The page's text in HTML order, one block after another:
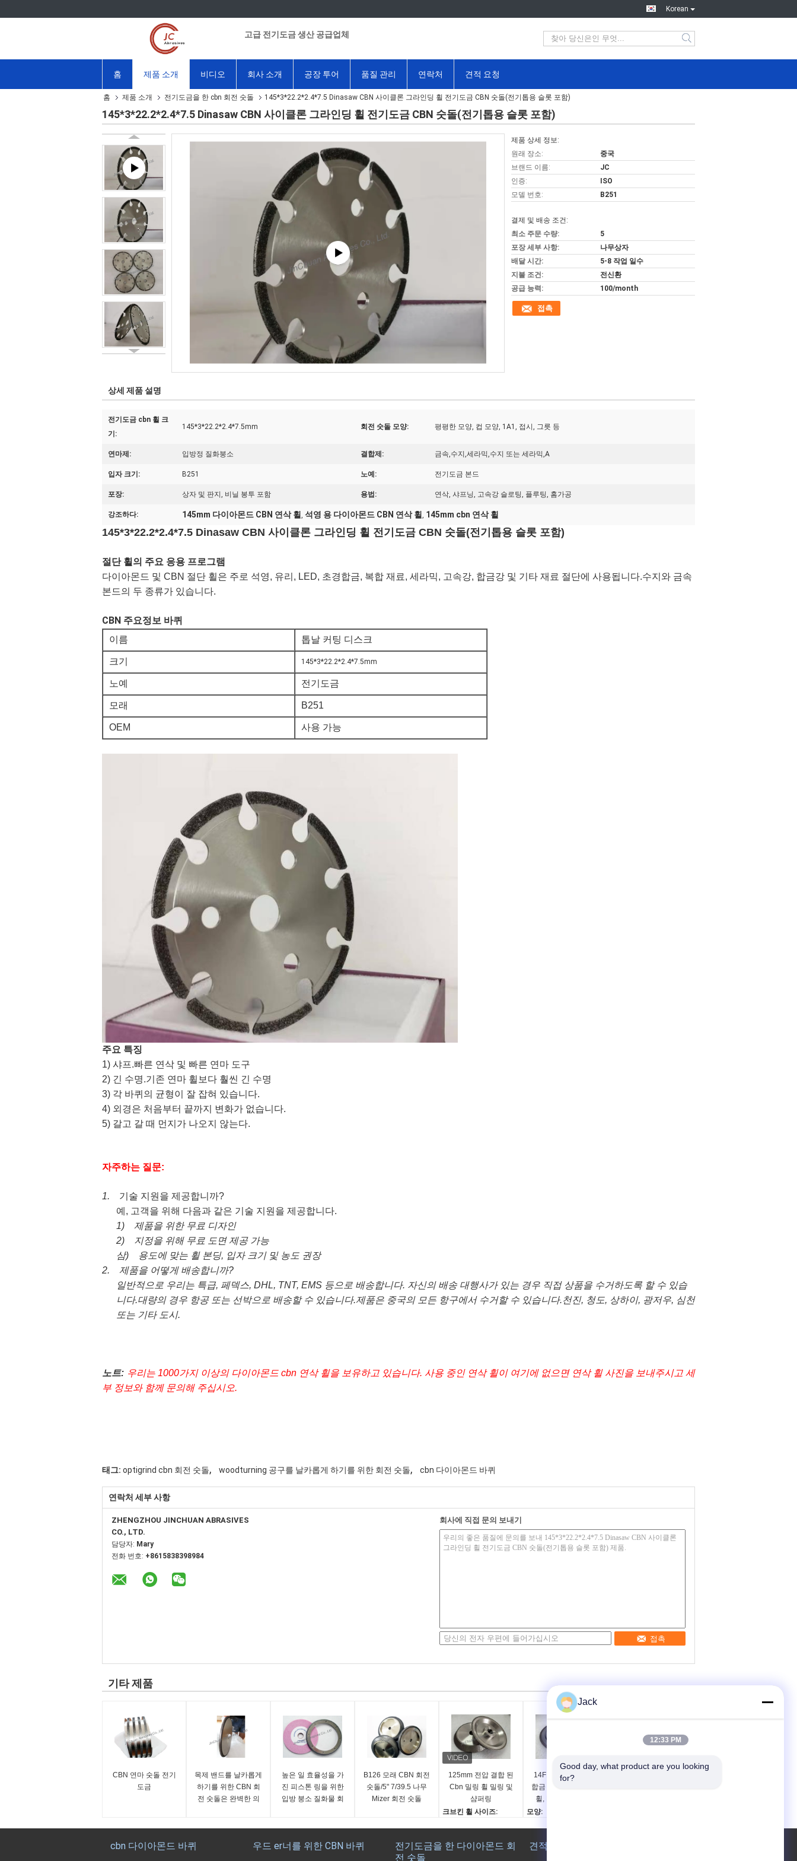
Korean
고급 전기도금 생산 공급업체
홈 제품 소개 비디오 회사 소개 공장 투어 품질 관리 연락처 견적 요청
홈 제품 소개 전기도금을 한 cbn 회전 숫돌 145*3*22.2*2.4*7.5 Dinasaw CBN 사이클론 그라인딩 휠 전기도금 CBN 숫돌(전기톱용 슬롯 포함)
145*3*22.2*2.4*7.5 Dinasaw CBN 사이클론 그라인딩 휠 전기도금 CBN 숫돌(전기톱용 슬롯 포함)
제품 상세 정보:
원래 장소:
중국
브랜드 이름:
JC
인증:
ISO
모델 번호:
B251
결제 및 배송 조건:
최소 주문 수량:
5
포장 세부 사항:
나무상자
배달 시간:
5-8 작업 일수
지불 조건:
전신환
공급 능력:
100/month
접촉
상세 제품 설명
전기도금 cbn 휠 크
기:
145*3*22.2*2.4*7.5mm 회전 숫돌 모양: 평평한 모양, 컵 모양, 1A1, 접시, 그릇 등
연마제: 입방정 질화붕소 결합제: 금속,수지,세라믹,수지 또는 세라믹,A
입자 크기: B251 노예: 전기도금 본드
포장: 상자 및 판지, 비닐 봉투 포함 용법: 연삭, 샤프닝, 고속강 슬로팅, 플루팅, 홈가공
강조하다: 145mm 다이아몬드 CBN 연삭 휠 , 석영 용 다이아몬드 CBN 연삭 휠 , 145mm cbn 연삭 휠
145*3*22.2*2.4*7.5 Dinasaw CBN 사이클론 그라인딩 휠 전기도금 CBN 숫돌(전기톱용 슬롯 포함)
절단 휠의 주요 응용 프로그램
다이아몬드 및 CBN 절단 휠은 주로 석영, 유리, LED, 초경합금, 복합 재료, 세라믹, 고속강, 합금강 및 기타 재료 절단에 사용됩니다.수지와 금속
본드의 두 종류가 있습니다.
CBN 주요정보 바퀴
이름 톱날 커팅 디스크
크기 145*3*22.2*2.4*7.5mm
노예 전기도금
모래 B251
OEM 사용 가능
주요 특징
1) 샤프.빠른 연삭 및 빠른 연마 도구
2) 긴 수명.기존 연마 휠보다 훨씬 긴 수명
3) 각 바퀴의 균형이 잘 잡혀 있습니다.
4) 외경은 처음부터 끝까지 변화가 없습니다.
5) 갈고 갈 때 먼지가 나오지 않는다.
자주하는 질문:
1.
기술 지원을 제공합니까?
예, 고객을 위해 다음과 같은 기술 지원을 제공합니다.
1)
제품을 위한 무료 디자인
2)
지정을 위해 무료 도면 제공 가능
삼)
용도에 맞는 휠 본딩, 입자 크기 및 농도 권장
2.
제품을 어떻게 배송합니까?
일반적으로 우리는 특급, 페덱스, DHL, TNT, EMS 등으로 배송합니다. 자신의 배송 대행사가 있는 경우 직접 상품을 수거하도록 할 수 있습
니다.대량의 경우 항공 또는 선박으로 배송할 수 있습니다.제품은 중국의 모든 항구에서 수거할 수 있습니다.천진, 청도, 상하이, 광저우, 심천
또는 기타 도시.
노트: 우리는 1000가지 이상의 다이아몬드 cbn 연삭 휠을 보유하고 있습니다. 사용 중인 연삭 휠이 여기에 없으면 연삭 휠 사진을 보내주시고 세
부 정보와 함께 문의해 주십시오.
태그: optigrind cbn 회전 숫돌, woodturning 공구를 날카롭게 하기를 위한 회전 숫돌, cbn 다이아몬드 바퀴
연락처 세부 사항
ZHENGZHOU JINCHUAN ABRASIVES
CO., LTD.
담당자: Mary
전화 번호: +8615838398984
회사에 직접 문의 보내기
접촉
기타 제품
CBN 연마 숫돌 전기
도금
목제 밴드를 날카롭게
하기를 위한 CBN 회
전 숫돌은 완벽한 의
높은 일 효율성을 가
진 피스톤 링을 위한
입방 붕소 질화물 회
B126 모래 CBN 회전
숫돌/5" 7/39.5 나무
Mizer 회전 숫돌
125mm 전압 결합 된
Cbn 밀링 휠 밀링 및
샴퍼링
크브킨 휠 사이즈:
플랫-샤우프트, Cup-Sha
14F1 칼에 사용되는
합금 다이아몬드 밀링
휠, D91, C75, 지름
모양:
다이아몬드
cbn 다이아몬드 바퀴 우드 er너를 위한 CBN 바퀴
전기도금을 한 다이아몬드 회
전 숫돌
견적 요청
Jack
12:33 PM
Good day, what product are you looking
for?